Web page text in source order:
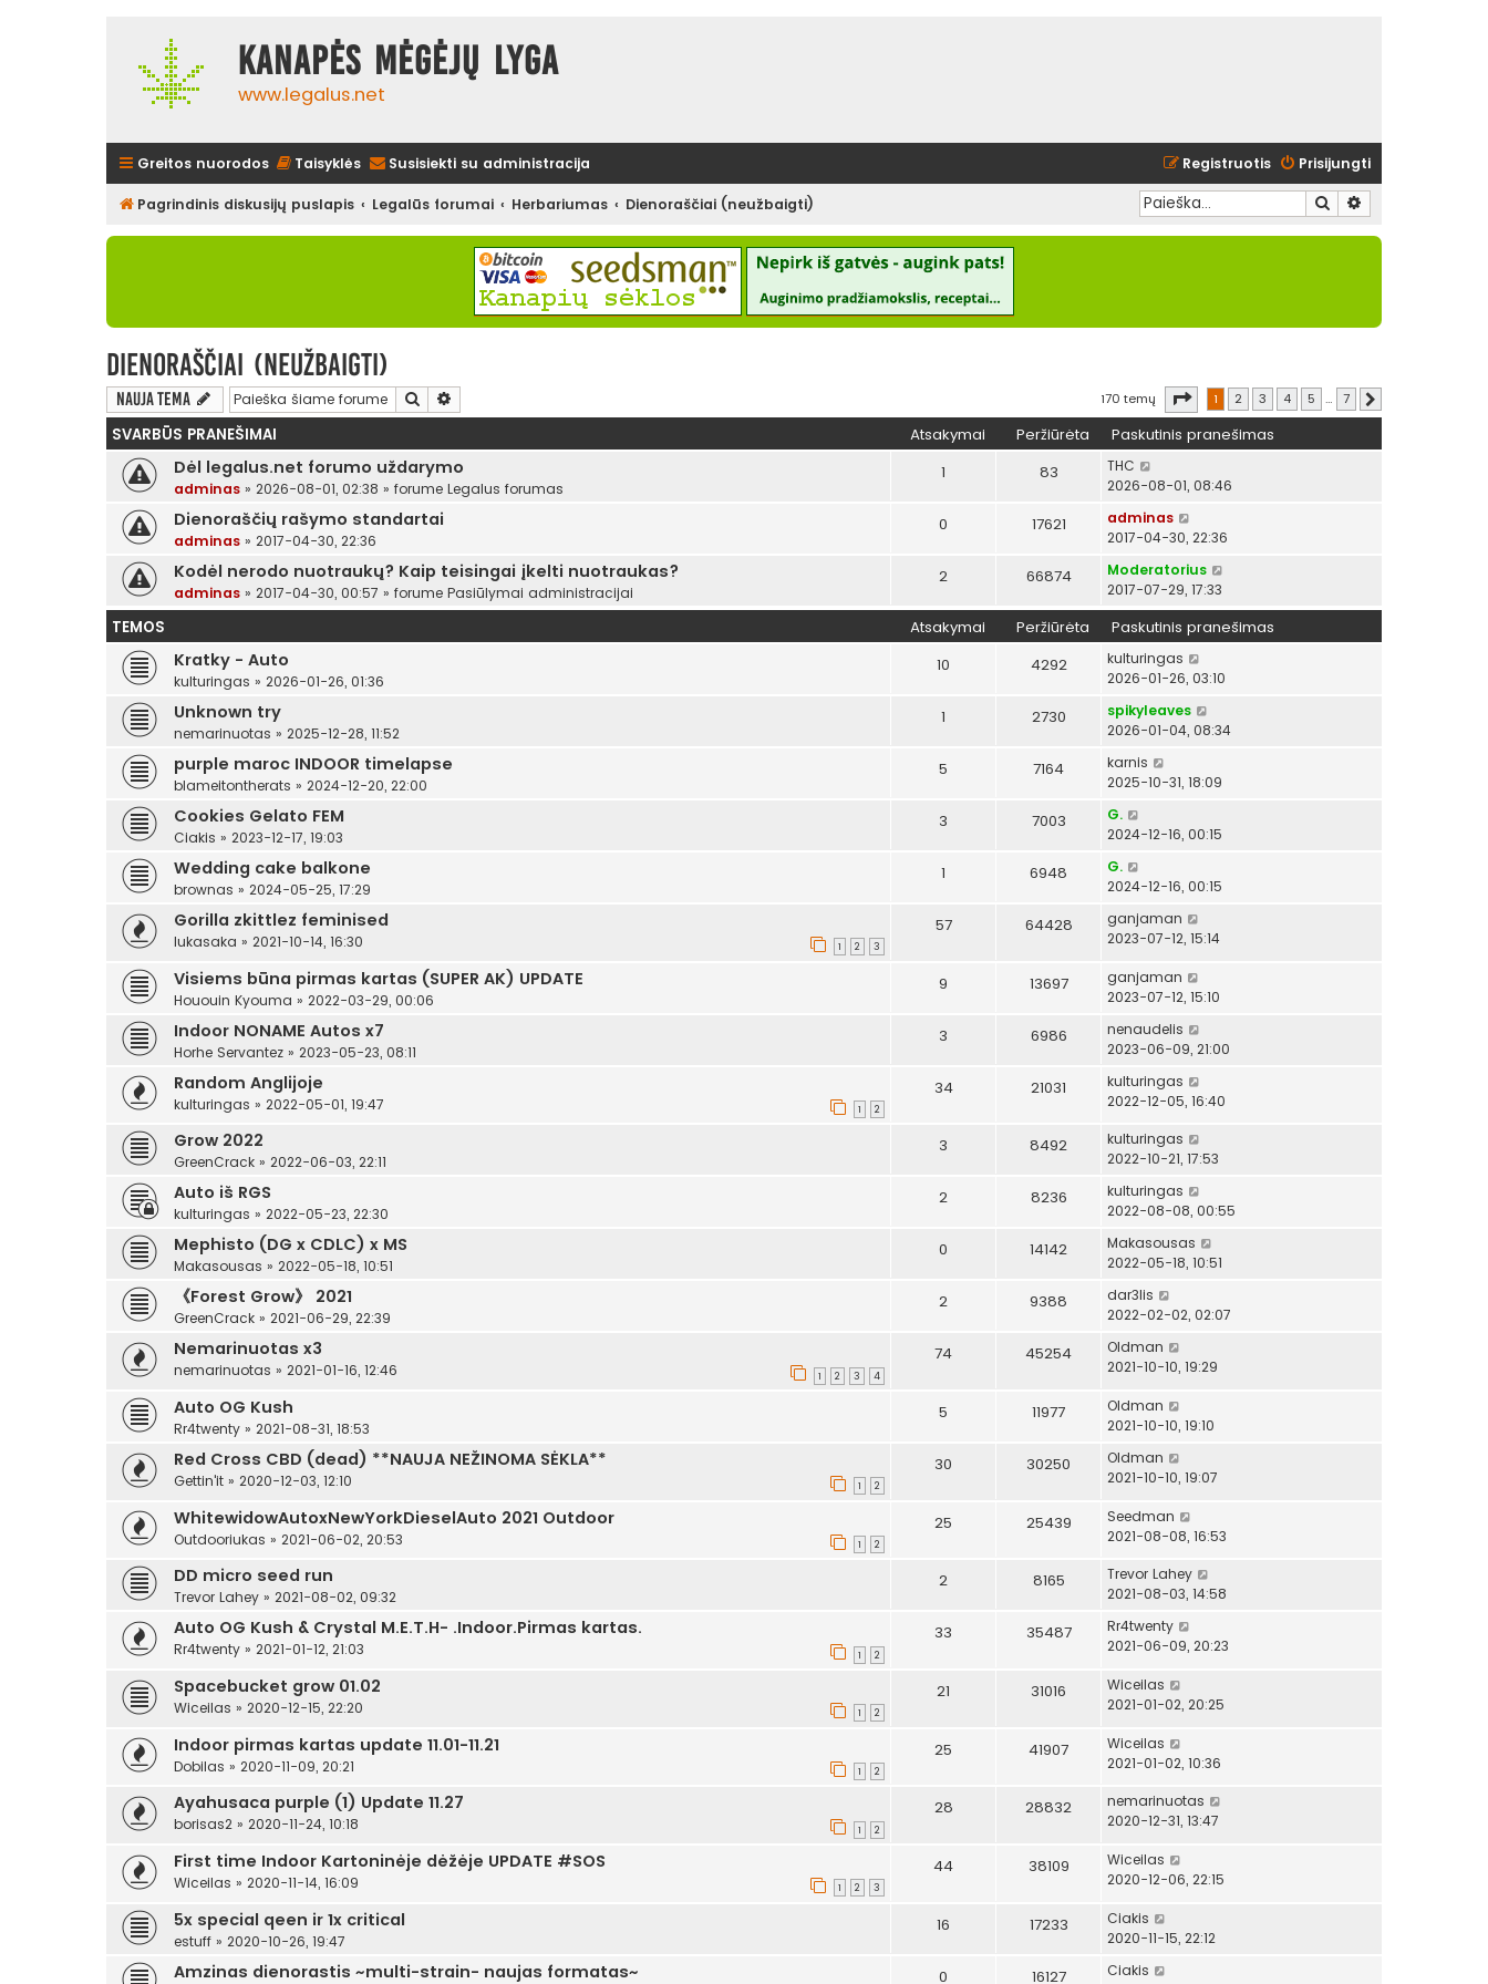
Kanapės mėgėjų lyga
www.legalus.net
Greitos nuorodos Taisyklės Susisiekti su administracija Prisijungti
Registruotis
Pagrindinis diskusijų puslapis Legalūs forumai Herbariumas Dienoraščiai (neužbaigti) Ieškoti
Dienoraščiai (neužbaigti)
Nauja tema Ieškoti 170 temų Puslapis iš
1 2 3 4 5 … 7
SVARBŪS PRANEŠIMAI Atsakymai Peržiūrėta Paskutinis pranešimas
Dėl legalus.net forumo uždarymo
adminas » 2026-08-01, 02:38 » forume Legalus forumas
1 83
THC
2026-08-01, 08:46
Dienoraščių rašymo standartai
adminas » 2017-04-30, 22:36
0 17621
adminas
2017-04-30, 22:36
Kodėl nerodo nuotraukų? Kaip teisingai įkelti nuotraukas?
adminas » 2017-04-30, 00:57 » forume Pasiūlymai administracijai
2 66874
Moderatorius
2017-07-29, 17:33
TEMOS Atsakymai Peržiūrėta Paskutinis pranešimas
Kratky - Auto
kulturingas » 2026-01-26, 01:36
10 4292
kulturingas
2026-01-26, 03:10
Unknown try
nemarinuotas » 2025-12-28, 11:52
1 2730
spikyleaves
2026-01-04, 08:34
purple maroc INDOOR timelapse
blameitontherats » 2024-12-20, 22:00
5 7164
karnis
2025-10-31, 18:09
Cookies Gelato FEM
Ciakis » 2023-12-17, 19:03
3 7003
G.
2024-12-16, 00:15
Wedding cake balkone
brownas » 2024-05-25, 17:29
1 6948
G.
2024-12-16, 00:15
Gorilla zkittlez feminised
lukasaka » 2021-10-14, 16:30 1 2 3
57 64428
ganjaman
2023-07-12, 15:14
Visiems būna pirmas kartas (SUPER AK) UPDATE
Hououin Kyouma » 2022-03-29, 00:06
9 13697
ganjaman
2023-07-12, 15:10
Indoor NONAME Autos x7
Horhe Servantez » 2023-05-23, 08:11
3 6986
nenaudelis
2023-06-09, 21:00
Random Anglijoje
kulturingas » 2022-05-01, 19:47 1 2
34 21031
kulturingas
2022-12-05, 16:40
Grow 2022
GreenCrack » 2022-06-03, 22:11
3 8492
kulturingas
2022-10-21, 17:53
Auto iš RGS
kulturingas » 2022-05-23, 22:30
2 8236
kulturingas
2022-08-08, 00:55
Mephisto (DG x CDLC) x MS
Makasousas » 2022-05-18, 10:51
0 14142
Makasousas
2022-05-18, 10:51
《Forest Grow》 2021
GreenCrack » 2021-06-29, 22:39
2 9388
dar3lis
2022-02-02, 02:07
Nemarinuotas x3
nemarinuotas » 2021-01-16, 12:46 1 2 3 4
74 45254
Oldman
2021-10-10, 19:29
Auto OG Kush
Rr4twenty » 2021-08-31, 18:53
5 11977
Oldman
2021-10-10, 19:10
Red Cross CBD (dead) **NAUJA NEŽINOMA SĖKLA**
Gettin'it » 2020-12-03, 12:10 1 2
30 30250
Oldman
2021-10-10, 19:07
WhitewidowAutoxNewYorkDieselAuto 2021 Outdoor
Outdooriukas » 2021-06-02, 20:53 1 2
25 25439
Seedman
2021-08-08, 16:53
DD micro seed run
Trevor Lahey » 2021-08-02, 09:32
2 8165
Trevor Lahey
2021-08-03, 14:58
Auto OG Kush & Crystal M.E.T.H- .Indoor.Pirmas kartas.
Rr4twenty » 2021-01-12, 21:03 1 2
33 35487
Rr4twenty
2021-06-09, 20:23
Spacebucket grow 01.02
Wiceilas » 2020-12-15, 22:20 1 2
21 31016
Wiceilas
2021-01-02, 20:25
Indoor pirmas kartas update 11.01-11.21
Dobilas » 2020-11-09, 20:21 1 2
25 41907
Wiceilas
2021-01-02, 10:36
Ayahusaca purple (1) Update 11.27
borisas2 » 2020-11-24, 10:18 1 2
28 28832
nemarinuotas
2020-12-31, 13:47
First time Indoor Kartoninėje dėžėje UPDATE #SOS
Wiceilas » 2020-11-14, 16:09 1 2 3
44 38109
Wiceilas
2020-12-06, 22:15
5x special qeen ir 1x critical
estuff » 2020-10-26, 19:47
16 17233
Ciakis
2020-11-15, 22:12
Amzinas dienorastis ~multi-strain- naujas formatas~ 0 16127
Ciakis